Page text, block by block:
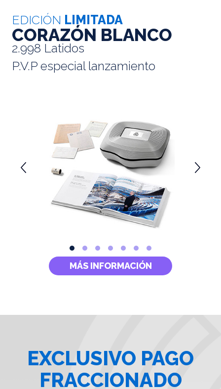
EDICIÓN LIMITADA
CORAZÓN BLANCO
2.998 Latidos
P.V.P especial lanzamiento
MÁS INFORMACIÓN
EXCLUSIVO PAGO
FRACCIONADO